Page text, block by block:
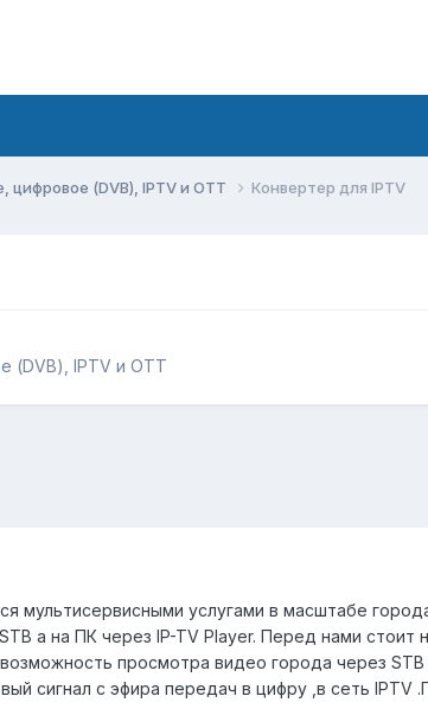
(DVB), IPTV и OTT Конвертер для IPTV
(DVB), IPTV и OTT
мультисервисными услугами в масштабе
а на ПК через IP-TV Player. Перед нами стоит
просмотра видео города через
сигнал с эфира передач в цифру ,в сеть IPTV